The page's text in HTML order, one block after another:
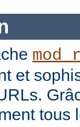
et
tous